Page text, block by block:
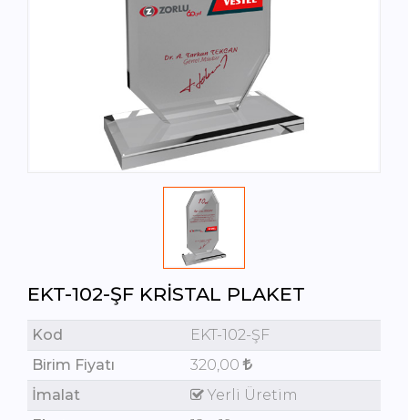
EKT-102-ŞF KRISTAL PLAKET
Kod
EKT-102-ŞF
Birim Fiyatı
320,00
İmalat
Yerli Üretim